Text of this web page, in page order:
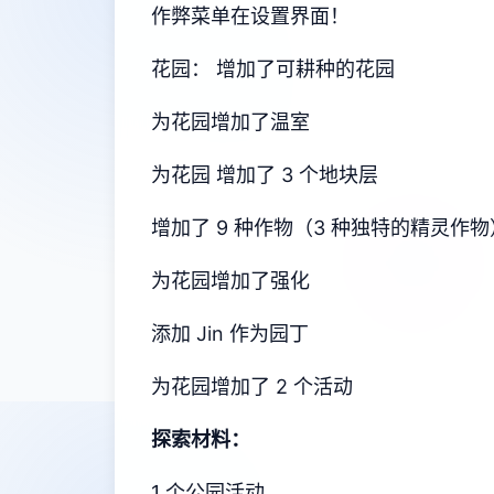
作弊菜单在设置界面！
花园： 增加了可耕种的花园
为花园增加了温室
为花园 增加了 3 个地块层
增加了 9 种作物（3 种独特的精灵作物
为花园增加了强化
添加 Jin 作为园丁
为花园增加了 2 个活动
探索材料：